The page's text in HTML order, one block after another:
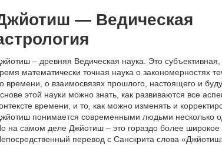
— Ведическая
– древняя Ведическая наука. Это
математически точная наука о закономерностях
времени, о взаимосвязях прошлого, настоящего и
этой науки можно знать, как развиваются все
времени, и то, как можно изменять и
понимается современными людьми несколько
на самом деле Джйотиш – это гораздо более широкое
перевод с Санскрита слова